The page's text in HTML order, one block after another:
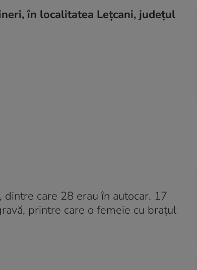
în localitatea Lețcani, județul
care 28 erau în autocar. 17
printre care o femeie cu braţul